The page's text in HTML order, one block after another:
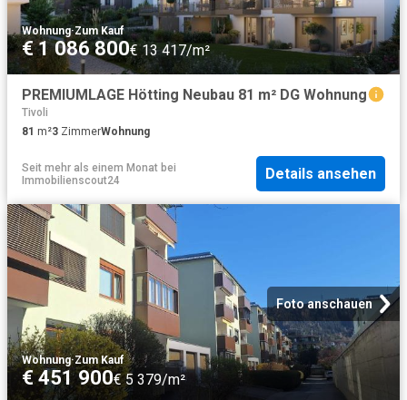
Wohnung·Zum Kauf
€ 1 086 800€ 13 417/m²
PREMIUMLAGE Hötting Neubau 81 m² DG Wohnung
Tivoli
81 m²3 ZimmerWohnung
Seit mehr als einem Monat bei
Immobilienscout24
Details ansehen
Foto anschauen
Wohnung·Zum Kauf
€ 451 900€ 5 379/m²